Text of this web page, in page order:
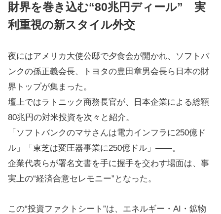
財界を巻き込む“80兆円ディール” 実
利重視の新スタイル外交
夜にはアメリカ大使公邸で夕食会が開かれ、ソフトバ
ンクの孫正義会長、トヨタの豊田章男会長ら日本の財
界トップが集まった。
壇上ではラトニック商務長官が、日本企業による総額
80兆円の対米投資を次々と紹介。
「ソフトバンクのマサさんは電力インフラに250億ド
ル」「東芝は変圧器事業に250億ドル」——。
企業代表らが署名文書を手に握手を交わす場面は、事
実上の“経済合意セレモニー”となった。
この“投資ファクトシート”は、エネルギー・AI・鉱物